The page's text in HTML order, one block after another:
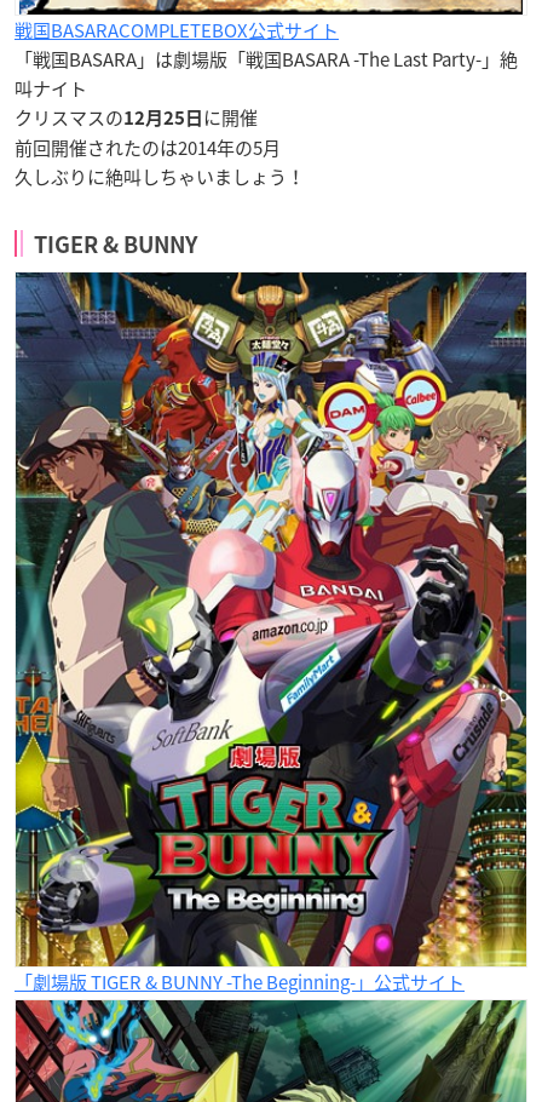
戦国BASARACOMPLETEBOX公式サイト
「戦国BASARA」は劇場版「戦国BASARA -The Last Party-」絶
叫ナイト
クリスマスの12月25日 に開催
前回開催されたのは2014年の5月
久しぶりに絶叫しちゃいましょう！
TIGER & BUNNY
「劇場版 TIGER & BUNNY -The Beginning-」公式サイト